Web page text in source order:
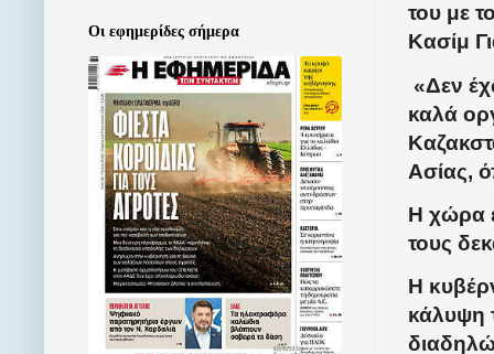
του με
Κασίμ
«Δεν
καλά
Ασίας,
Η χώρα
τους
Η
κάλυψη
Οι εφημερίδες σήμερα